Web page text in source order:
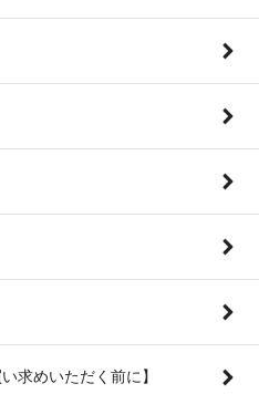
求めいただく前に】